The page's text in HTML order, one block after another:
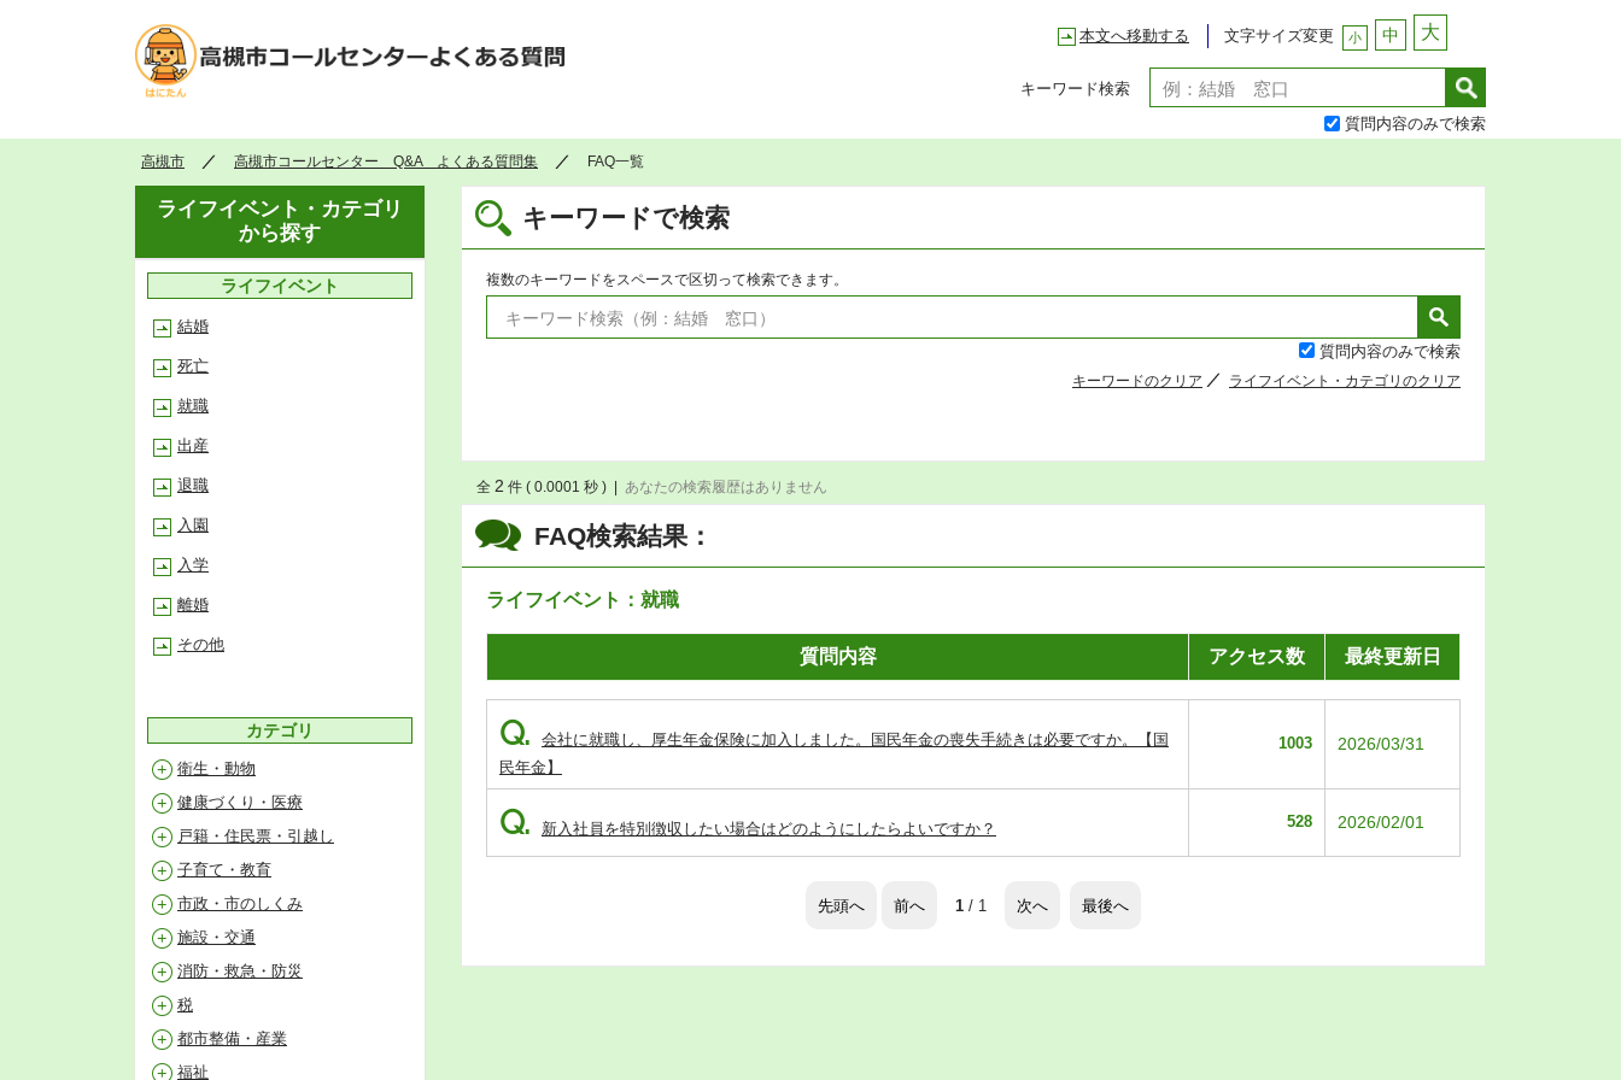
本文へ移動する 文字サイズ変更 小 中 大
キーワード検索
質問内容のみで検索
高槻市 高槻市コールセンター Q&A よくある質問集 FAQ一覧
キーワードで検索
複数のキーワードをスペースで区切って検索できます。
質問内容のみで検索
キーワードのクリア ライフイベント・カテゴリのクリア
FAQ検索結果：
ライフイベント：就職
全 2 件 ( 0.0001 秒 ) あなたの検索履歴はありません
質問内容 アクセス数 最終更新日
Q.
会社に就職し、厚生年金保険に加入しました。国民年金の喪失手続きは必要ですか。【国
民年金】
1003 2026/03/31
Q. 新入社員を特別徴収したい場合はどのようにしたらよいですか？ 528 2026/02/01
先頭へ 前へ 1 / 1 次へ 最後へ
ライフイベント・カテゴリ
から探す
ライフイベント
結婚
死亡
就職
出産
退職
入園
入学
離婚
その他
カテゴリ
衛生・動物
健康づくり・医療
戸籍・住民票・引越し
子育て・教育
市政・市のしくみ
施設・交通
消防・救急・防災
税
都市整備・産業
福祉